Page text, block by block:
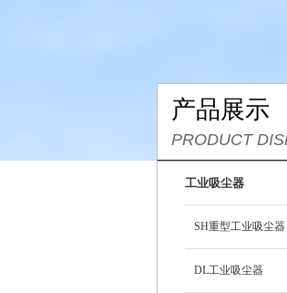
产品展示
PRODUCT
工业吸尘器
SH重型工业吸尘器
DL工业吸尘器